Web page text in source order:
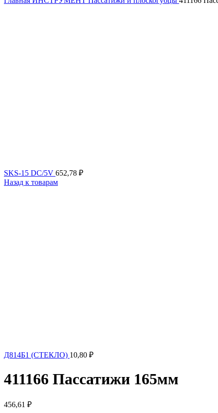
SKS-15 DC/5V 652,78 ₽
Назад к товарам
Д814Б1 (СТЕКЛО) 10,80 ₽
411166 Пассатижи 165мм
456,61 ₽